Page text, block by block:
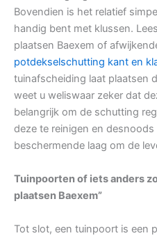
Bovendien is het relatief
handig bent met klussen.
plaatsen Baexem of
potdekselschutting kant en
tuinafscheiding laat plaatsen
weet u weliswaar zeker dat
belangrijk om de schutting
deze te reinigen en
beschermende laag om de
Tuinpoorten of iets anders
plaatsen Baexem”
Tot slot, een tuinpoort is een